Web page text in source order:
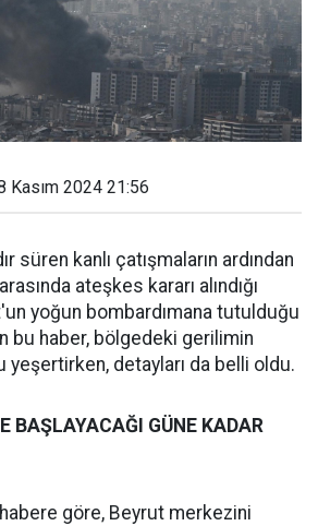
Kasım 2024 21:56
süren kanlı çatışmaların ardından
ateşkes kararı alındığı
yoğun bombardımana tutulduğu
bu haber, bölgedeki gerilimin
yeşertirken, detayları da belli oldu.
BAŞLAYACAĞI GÜNE KADAR
göre, Beyrut merkezini